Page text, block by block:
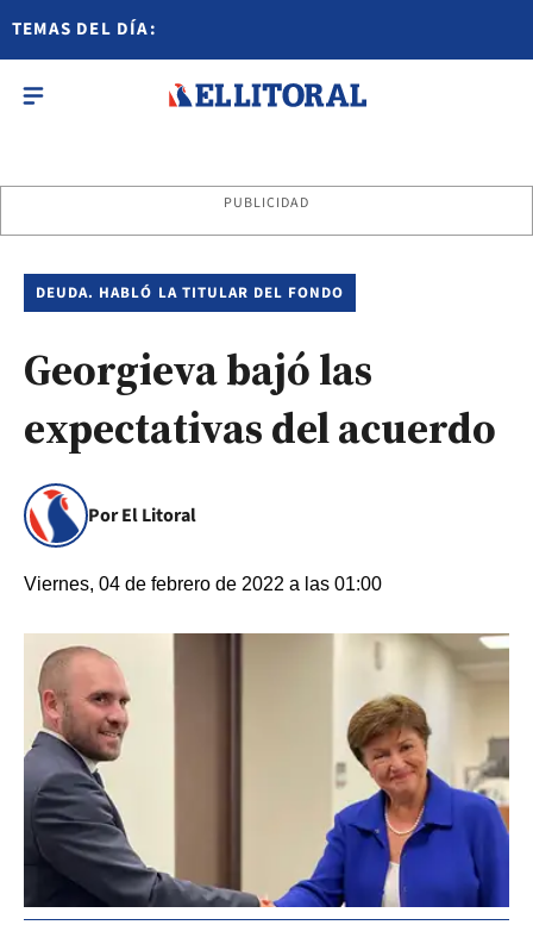
TEMAS DEL DÍA:
PUBLICIDAD
DEUDA. HABLÓ LA TITULAR DEL FONDO
Georgieva bajó las
expectativas del acuerdo
Por El Litoral
Viernes, 04 de febrero de 2022 a las 01:00